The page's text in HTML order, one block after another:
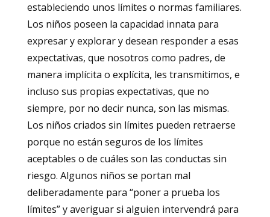
estableciendo unos límites o normas familiares.
Los niños poseen la capacidad innata para
expresar y explorar y desean responder a esas
expectativas, que nosotros como padres, de
manera implícita o explícita, les transmitimos, e
incluso sus propias expectativas, que no
siempre, por no decir nunca, son las mismas.
Los niños criados sin límites pueden retraerse
porque no están seguros de los límites
aceptables o de cuáles son las conductas sin
riesgo. Algunos niños se portan mal
deliberadamente para “poner a prueba los
límites” y averiguar si alguien intervendrá para